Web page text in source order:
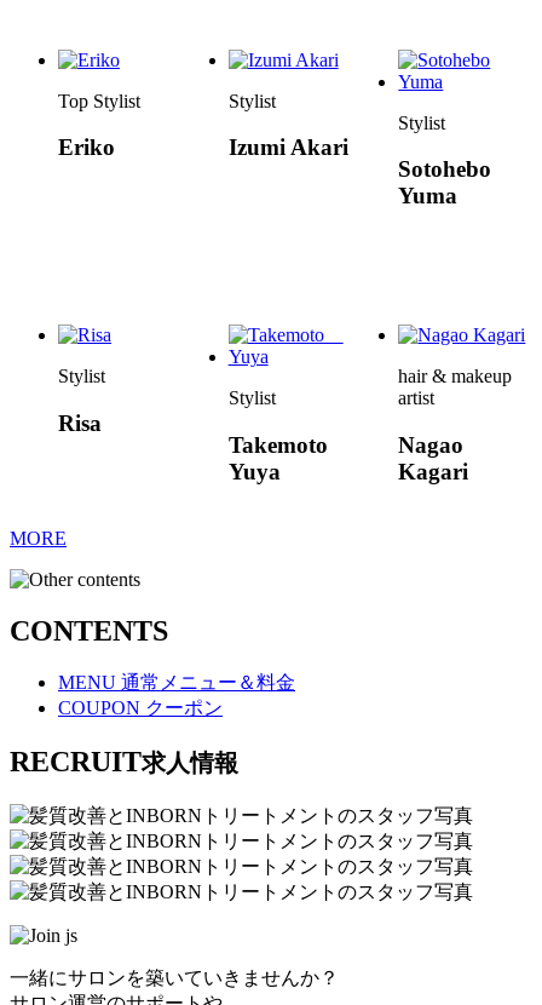
Top Stylist
Eriko
Stylist
Izumi Akari
Stylist
Sotohebo
Yuma
Stylist
Risa
Stylist
Takemoto
Yuya
hair & makeup
artist
Nagao
Kagari
MORE
CONTENTS
MENU 通常メニュー＆料金
COUPON クーポン
RECRUIT求人情報
一緒にサロンを築いていきませんか？